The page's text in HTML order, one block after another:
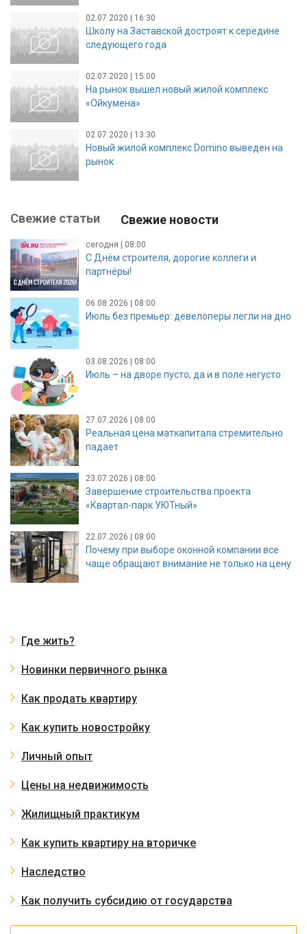
02.07.2020 | 16:30
Школу на Заставской достроят к середине
следующего года
02.07.2020 | 15:00
На рынок вышел новый жилой комплекс
«Ойкумена»
02.07.2020 | 13:30
Новый жилой комплекс Domino выведен на
рынок
Свежие статьи Свежие новости
сегодня | 08:00
С Днём строителя, дорогие коллеги и
партнёры!
06.08.2026 | 08:00
Июль без премьер: девелоперы легли на дно
03.08.2026 | 08:00
Июль – на дворе пусто, да и в поле негусто
27.07.2026 | 08:00
Реальная цена маткапитала стремительно
падает
23.07.2026 | 08:00
Завершение строительства проекта
«Квартал-парк УЮТный»
22.07.2026 | 08:00
Почему при выборе оконной компании все
чаще обращают внимание не только на цену
Где жить?
Новинки первичного рынка
Как продать квартиру
Как купить новостройку
Личный опыт
Цены на недвижимость
Жилищный практикум
Как купить квартиру на вторичке
Наследство
Как получить субсидию от государства